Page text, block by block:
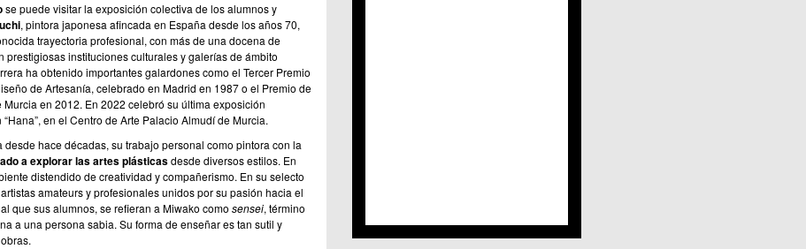
se puede visitar la exposición colectiva de los alumnos y
, pintora japonesa afincada en España desde los años 70,
trayectoria profesional, con más de una docena de
prestigiosas instituciones culturales y galerías de ámbito
ha obtenido importantes galardones como el Tercer Premio
de Artesanía, celebrado en Madrid en 1987 o el Premio de
en 2012. En 2022 celebró su última exposición
en el Centro de Arte Palacio Almudí de Murcia.
hace décadas, su trabajo personal como pintora con la
a explorar las artes plásticasdesde diversos estilos. En
distendido de creatividad y compañerismo. En su selecto
amateurs y profesionales unidos por su pasión hacia el
que sus alumnos, se refieran a Miwako como sensei, término
a una persona sabia. Su forma de enseñar es tan sutil y
C.C.S. La Paz